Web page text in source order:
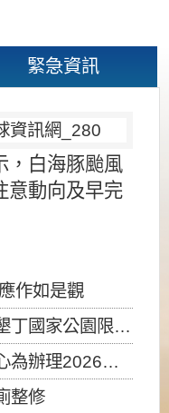
緊急資訊
，白海豚颱風
意動向及早完
作如是觀
之種類、範圍、時間及行為」，自即日生效。
海、空域警戒及協調相關事宜，因颱風備案事宜
整修